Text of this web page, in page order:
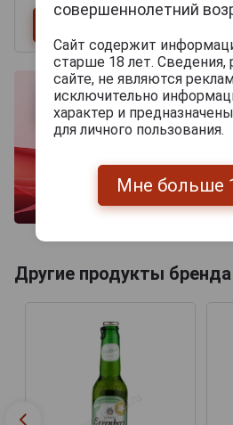
Другие продукты бренда
совершеннолетний
Сайт содержит
старше 18 лет.
сайте, не являются
исключительно
характер и
для личного пользования.
Мне больше